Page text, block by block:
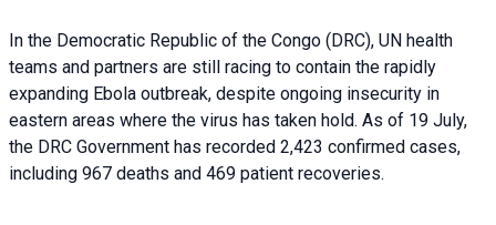
In the Democratic Republic of the Congo (DRC), UN health
teams and partners are still racing to contain the rapidly
expanding Ebola outbreak, despite ongoing insecurity in
eastern areas where the virus has taken hold. As of 19 July,
the DRC Government has recorded 2,423 confirmed cases,
including 967 deaths and 469 patient recoveries.